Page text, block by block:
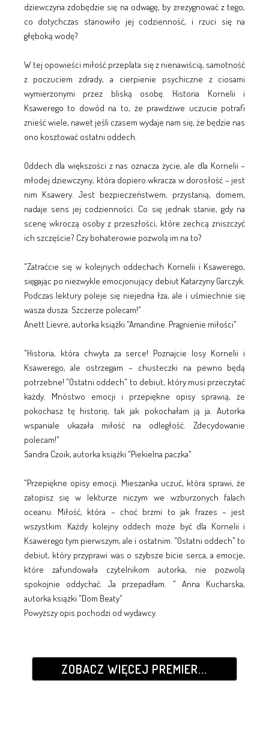
dziewczyna zdobędzie się na odwagę, by zrezygnować z tego,
co dotychczas stanowiło jej codzienność, i rzuci się na
głęboką wodę?
W tej opowieści miłość przeplata się z nienawiścią, samotność
z poczuciem zdrady, a cierpienie psychiczne z ciosami
wymierzonymi przez bliską osobę. Historia Kornelii i
Ksawerego to dowód na to, że prawdziwe uczucie potrafi
znieść wiele, nawet jeśli czasem wydaje nam się, że będzie nas
ono kosztować ostatni oddech.
Oddech dla większości z nas oznacza życie, ale dla Kornelii –
młodej dziewczyny, która dopiero wkracza w dorosłość – jest
nim Ksawery. Jest bezpieczeństwem, przystanią, domem,
nadaje sens jej codzienności. Co się jednak stanie, gdy na
scenę wkroczą osoby z przeszłości, które zechcą zniszczyć
ich szczęście? Czy bohaterowie pozwolą im na to?
"Zatraćcie się w kolejnych oddechach Kornelii i Ksawerego,
sięgając po niezwykle emocjonujący debiut Katarzyny Garczyk.
Podczas lektury poleje się niejedna łza, ale i uśmiechnie się
wasza dusza. Szczerze polecam!"
Anett Lievre, autorka książki "Amandine. Pragnienie miłości"
"Historia, która chwyta za serce! Poznajcie losy Kornelii i
Ksawerego, ale ostrzegam – chusteczki na pewno będą
potrzebne! "Ostatni oddech" to debiut, który musi przeczytać
każdy. Mnóstwo emocji i przepiękne opisy sprawią, że
pokochasz tę historię, tak jak pokochałam ją ja. Autorka
wspaniale ukazała miłość na odległość. Zdecydowanie
polecam!"
Sandra Czoik, autorka książki "Piekielna paczka"
"Przepiękne opisy emocji. Mieszanka uczuć, która sprawi, że
zatopisz się w lekturze niczym we wzburzonych falach
oceanu. Miłość, która – choć brzmi to jak frazes – jest
wszystkim. Każdy kolejny oddech może być dla Kornelii i
Ksawerego tym pierwszym, ale i ostatnim. "Ostatni oddech" to
debiut, który przyprawi was o szybsze bicie serca, a emocje,
które zafundowała czytelnikom autorka, nie pozwolą
spokojnie oddychać. Ja przepadłam. " Anna Kucharska,
autorka książki "Dom Beaty"
Powyższy opis pochodzi od wydawcy.
ZOBACZ WIĘCEJ PREMIER...